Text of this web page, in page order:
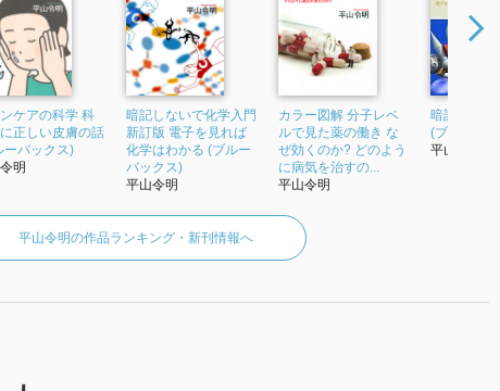
ケアの科学 科
正しい皮膚の話
ーバックス)
明
暗記しないで化学入門
新訂版 電子を見れば
化学はわかる (ブルー
バックス)
平山令明
カラー図解 分子レベ
ルで見た薬の働き な
ぜ効くのか? どのよう
に病気を治すの...
平山令明
暗記しない
(ブルーバッ
平山令明
平山令明の作品ランキング・新刊情報へ